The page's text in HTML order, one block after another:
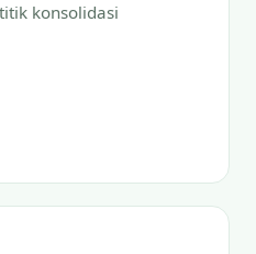
konsolidasi